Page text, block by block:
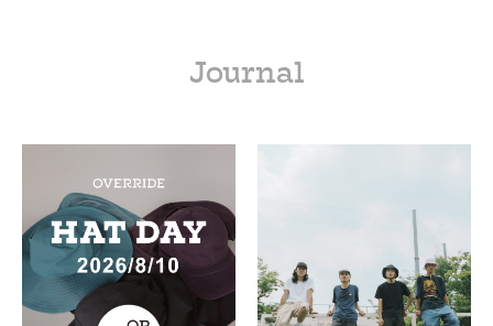
Journal